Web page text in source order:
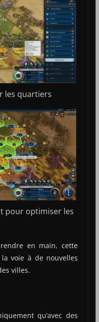
les quartiers
pour optimiser les
en main, cette
voie à de nouvelles
villes.
qu’avec des